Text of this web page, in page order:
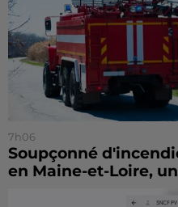
7h06
Soupçonné
en Maine-et-Loire,